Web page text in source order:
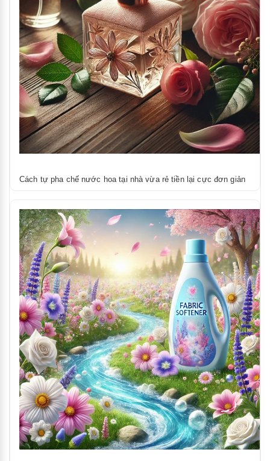
Cách tự pha chế nước hoa tại nhà vừa rẻ tiền lại cực đơn giản